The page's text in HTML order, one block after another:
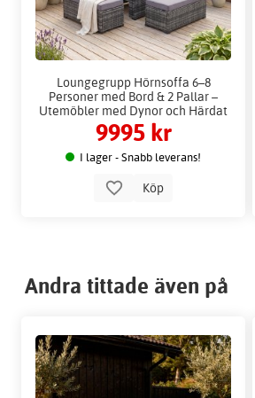
Loungegrupp Hörnsoffa 6–8
Personer med Bord & 2 Pallar –
Utemöbler med Dynor och Härdat
Glas
9995 kr
I lager - Snabb leverans!
Köp
Andra tittade även på